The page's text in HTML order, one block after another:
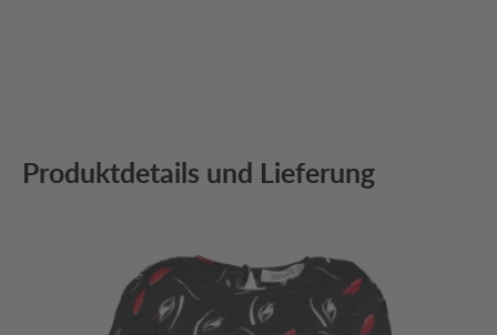
Produktdetails und Lieferung